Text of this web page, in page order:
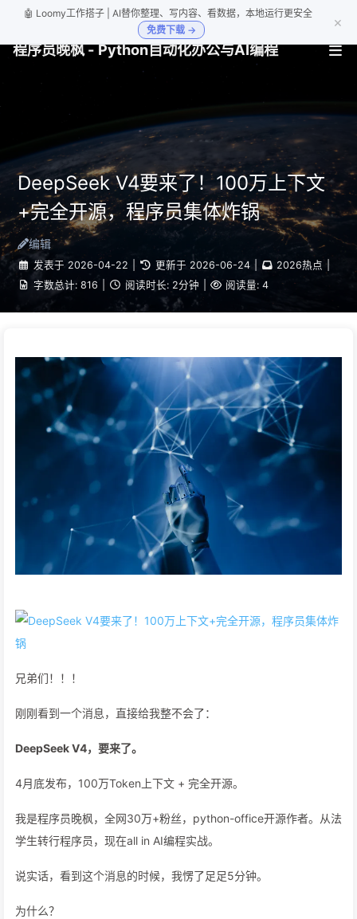
🤖 Loomy工作搭子 | AI替你整理、写内容、看数据，本地运行更安全
免费下载 →
×
程序员晚枫 - Python自动化办公与AI编程
DeepSeek V4要来了！100万上下文
+完全开源，程序员集体炸锅
编辑
发表于 2026-04-22 更新于 2026-06-24 2026热点
字数总计: 816 阅读时长: 2分钟 阅读量: 4
兄弟们！！！
刚刚看到一个消息，直接给我整不会了：
DeepSeek V4，要来了。
4月底发布，100万Token上下文 + 完全开源。
我是程序员晚枫，全网30万+粉丝，python-office开源作者。从法
学生转行程序员，现在all in AI编程实战。
说实话，看到这个消息的时候，我愣了足足5分钟。
为什么？